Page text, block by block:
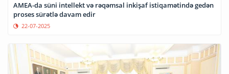
AMEA-da süni intellekt və rəqəmsal inkişaf istiqamətində gedən
proses sürətlə davam edir
22-07-2025